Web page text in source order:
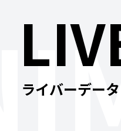
ライバーデータ